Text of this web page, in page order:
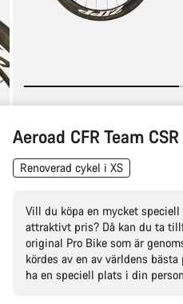
Aeroad CFR Team CSR
Renoverad cykel i XS
Vill du köpa en mycket
attraktivt pris? Då kan du ta
original Pro Bike som är
kördes av en av världens
ha en speciell plats i din